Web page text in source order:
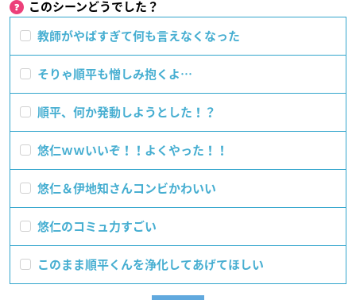
このシーンどうでした？
教師がやばすぎて何も言えなくなった
そりゃ順平も憎しみ抱くよ…
順平、何か発動しようとした！？
悠仁ｗｗいいぞ！！よくやった！！
悠仁＆伊地知さんコンビかわいい
悠仁のコミュ力すごい
このまま順平くんを浄化してあげてほしい